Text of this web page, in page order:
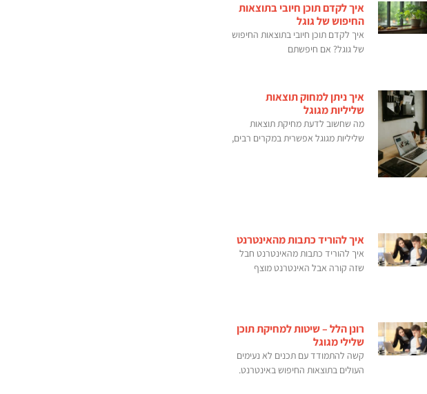
איך לקדם תוכן חיובי בתוצאות
החיפוש של גוגל
איך לקדם תוכן חיובי בתוצאות החיפוש
של גוגל? אם חיפשתם
איך ניתן למחוק תוצאות
שליליות מגוגל
מה שחשוב לדעת מחיקת תוצאות
שליליות מגוגל אפשרית במקרים רבים,
איך להוריד כתבות מהאינטרנט
איך להוריד כתבות מהאינטרנט חבל
שזה קורה אבל האינטרנט מוצף
רונן הלל – שיטות למחיקת תוכן
שלילי מגוגל
קשה להתמודד עם תכנים לא נעימים
העולים בתוצאות החיפוש באינטרנט.